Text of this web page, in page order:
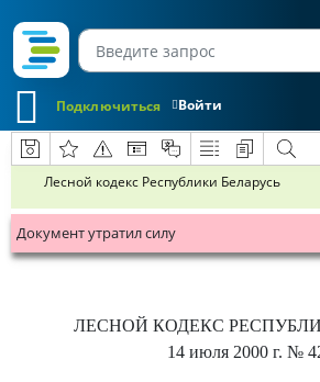
Войти
Подключиться
Лесной кодекс Республики Беларусь
Документ утратил силу
ЛЕСНОЙ КОДЕКС
14 июля 2000 г. №